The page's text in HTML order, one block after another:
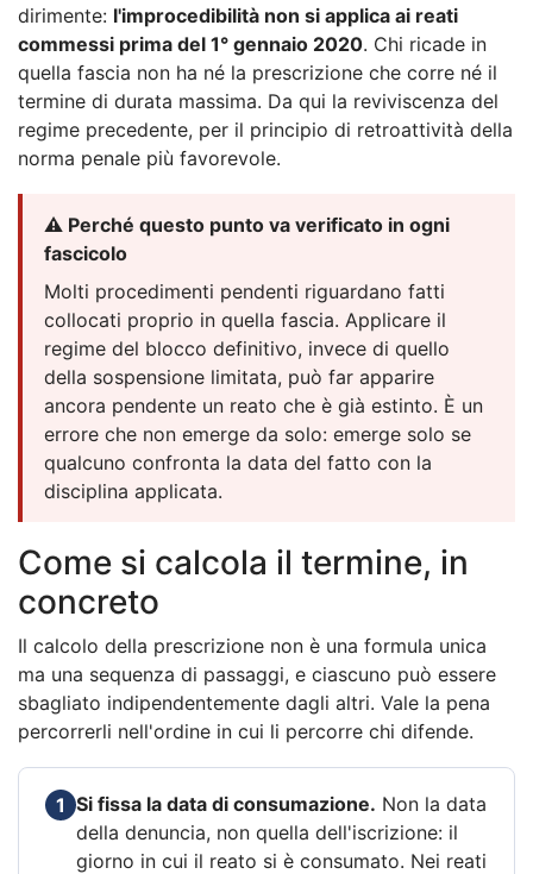
dirimente: l'improcedibilità non si applica ai reati
commessi prima del 1° gennaio 2020. Chi ricade in
quella fascia non ha né la prescrizione che corre né il
termine di durata massima. Da qui la reviviscenza del
regime precedente, per il principio di retroattività della
norma penale più favorevole.
⚠️ Perché questo punto va verificato in ogni
fascicolo
Molti procedimenti pendenti riguardano fatti
collocati proprio in quella fascia. Applicare il
regime del blocco definitivo, invece di quello
della sospensione limitata, può far apparire
ancora pendente un reato che è già estinto. È un
errore che non emerge da solo: emerge solo se
qualcuno confronta la data del fatto con la
disciplina applicata.
Come si calcola il termine, in
concreto
Il calcolo della prescrizione non è una formula unica
ma una sequenza di passaggi, e ciascuno può essere
sbagliato indipendentemente dagli altri. Vale la pena
percorrerli nell'ordine in cui li percorre chi difende.
1 Si fissa la data di consumazione. Non la data
della denuncia, non quella dell'iscrizione: il
giorno in cui il reato si è consumato. Nei reati